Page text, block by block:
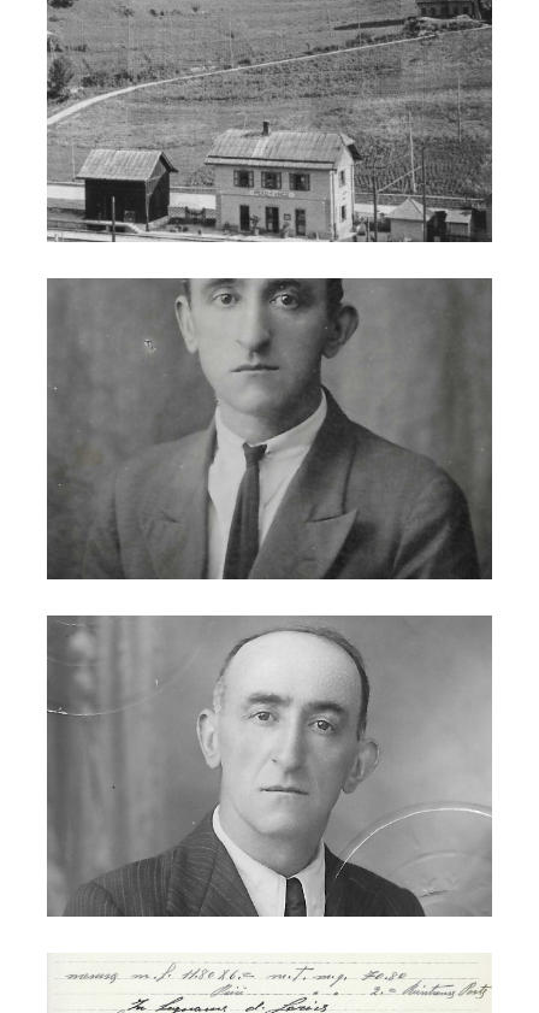
Adamo Marchioni 1933
Adamo Marchioni 1941
Adamo Marchioni - falegnameria